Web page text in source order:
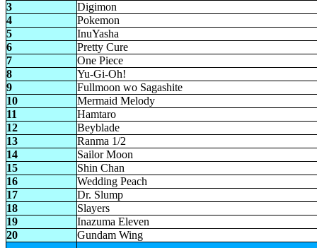
3
Digimon
4
Pokemon
5
InuYasha
6
Pretty Cure
7
One Piece
8
Yu-Gi-Oh!
9
Fullmoon wo Sagashite
10
Mermaid Melody
11
Hamtaro
12
Beyblade
13
Ranma 1/2
14
Sailor Moon
15
Shin Chan
16
Wedding Peach
17
Dr. Slump
18
Slayers
19
Inazuma Eleven
20
Gundam Wing